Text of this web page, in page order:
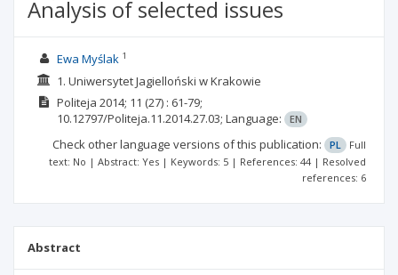
Analysis of selected issues
Ewa Myślak 1
1. Uniwersytet Jagielloński w Krakowie
Politeja 2014; 11 (27) : 61-79;
10.12797/Politeja.11.2014.27.03; Language: EN
Check other language versions of this publication: PL
Full
text: No | Abstract: Yes | Keywords: 5 | References: 44 | Resolved
references: 6
Abstract